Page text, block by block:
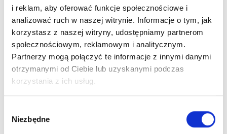
i reklam, aby oferować funkcje społecznościowe i
analizować ruch w naszej witrynie. Informacje o tym, jak
korzystasz z naszej witryny, udostępniamy partnerom
społecznościowym, reklamowym i analitycznym.
Partnerzy mogą połączyć te informacje z innymi danymi
otrzymanymi od Ciebie lub uzyskanymi podczas
korzystania z ich usług.
zgody
Niezbędne
od ponad 30 lat
Od lat współpracujemy z polskimi i europejskimi
markami kosmetycznymi.
Naszym celem jest dostarczanie oryginalnych,
skutecznych i atrakcyjnych produktów dla